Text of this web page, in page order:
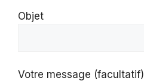
Objet
Votre message (facultatif)